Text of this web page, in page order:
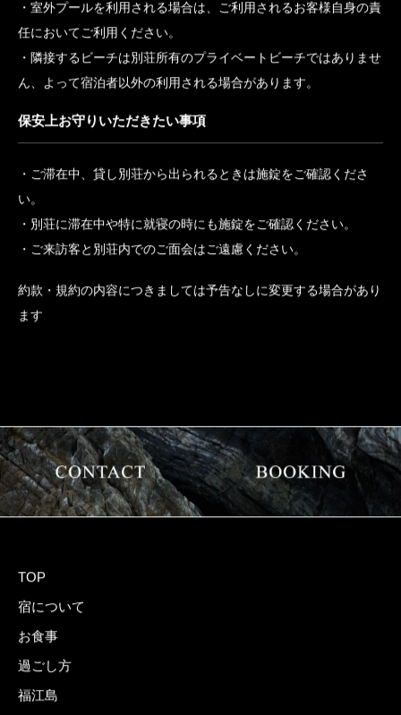
を負いません。
管理者及び別荘オーナーは、別荘利用者様の車両やご持参の品
物の破損、盗難、事故に関しまして、一切の責任をおいません。
管理スタッフが管理等のため巡回します。
大型テント、炭式ＢBＱセットなど別荘所有外の敷地内での備
室外プールを利用される場合は、ご利用されるお客様自身の責
任においてご利用ください。
隣接するビーチは別荘所有のプライベートビーチではありませ
ん、よって宿泊者以外の利用される場合があります。
保安上お守りいただきたい事項
ご来訪客と別荘内でのご面会はご遠慮ください。
約款・規約の内容につきましては予告なしに変更する場合があり
ます